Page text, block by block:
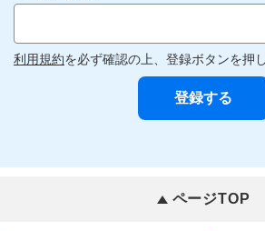
利用規約を必ず確認の上、登録ボタンを押
ページTOP